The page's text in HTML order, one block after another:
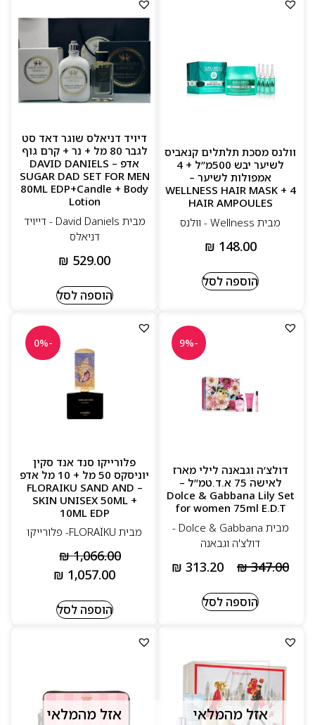
וולנס מסכת תלתלים קנאביס
לשיער יבש 500מ”ל + 4
אמפולות לשיער –
WELLNESS HAIR MASK + 4
HAIR AMPOULES
מבית Wellness - וולנס
₪ 148.00
הוספה לסל
דיויד דניאלס שוגר דאד סט
לגבר 80 מל + נר + קרם גוף
אדפ – DAVID DANIELS
SUGAR DAD SET FOR MEN
80ML EDP+Candle + Body
Lotion
מבית David Daniels - דייויד
דניאלס
₪ 529.00
הוספה לסל
-9%
דולצ’ה וגבאנה לילי מארז
לאישה 75 א.ד.טמ”ל –
Dolce & Gabbana Lily Set
for women 75ml E.D.T
מבית Dolce & Gabbana -
דולצ'ה וגבאנה
₪347.00
₪ 313.20
הוספה לסל
-0%
פלורייקו סנד אנד סקין
יוניסקס 50 מל + 10 מל אדפ
– FLORAIKU SAND AND
SKIN UNISEX 50ML +
10ML EDP
מבית FLORAÏKU‏- פלורייקו
₪1,066.00
₪ 1,057.00
הוספה לסל
אזל מהמלאי אזל מהמלאי